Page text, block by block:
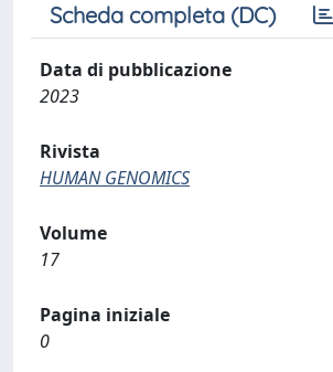
Scheda completa (DC)
Data di pubblicazione
2023
Rivista
HUMAN GENOMICS
Volume
17
Pagina iniziale
0